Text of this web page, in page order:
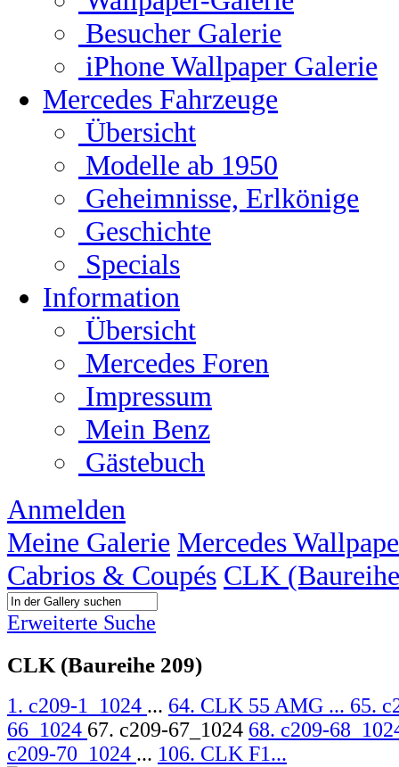
Besucher Galerie
iPhone Wallpaper Galerie
Mercedes Fahrzeuge
Übersicht
Modelle ab 1950
Geheimnisse, Erlkönige
Geschichte
Specials
Information
Übersicht
Mercedes Foren
Impressum
Mein Benz
Gästebuch
Anmelden
Meine Galerie Mercedes
Cabrios & Coupés CLK
Erweiterte Suche
CLK (Baureihe 209)
1. c209-1_1024 ... 64. CLK 55 AMG ... 65.
66_1024 67. c209-67_1024 68. c209-
c209-70_1024 ... 106. CLK F1...